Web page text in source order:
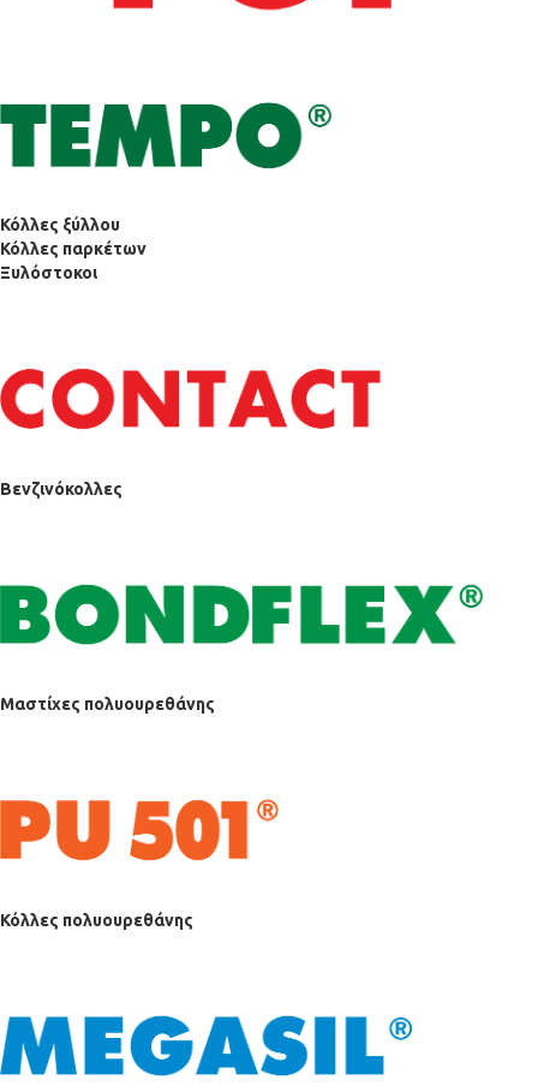
Κόλλες ξύλλου
Κόλλες παρκέτων
Ξυλόστοκοι
Βενζινόκολλες
Μαστίχες πολυουρεθάνης
Κόλλες πολυουρεθάνης